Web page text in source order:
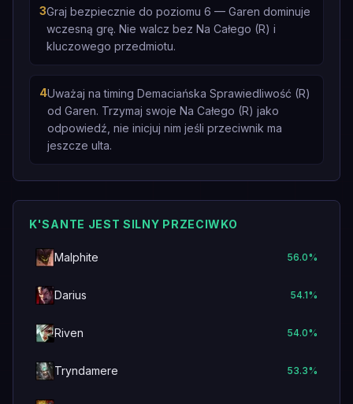
3Graj bezpiecznie do poziomu 6 — Garen dominuje
wczesną grę. Nie walcz bez Na Całego (R) i
kluczowego przedmiotu.
4Uważaj na timing Demaciańska Sprawiedliwość (R)
od Garen. Trzymaj swoje Na Całego (R) jako
odpowiedź, nie inicjuj nim jeśli przeciwnik ma
jeszcze ulta.
K'SANTE JEST SILNY PRZECIWKO
Malphite 56.0%
Darius 54.1%
Riven 54.0%
Tryndamere 53.3%